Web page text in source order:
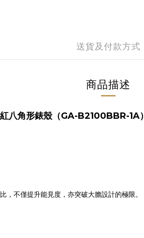
送貨及付款方式
商品描述
八角形錶殼（GA-B2100BBR-1A）
，不僅提升能見度，亦突破大膽設計的極限。